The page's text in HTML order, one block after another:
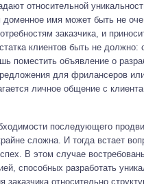
относительной
имя может быть не
заказчика, и
клиентов быть не должно:
поместить объявление о
для фрилансеров
личное общение с
последующего
сложна. И тогда встает
В этом случае
способных разработать
заказчика относительно